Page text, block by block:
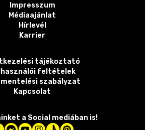
Impresszum
Médiaajánlat
Hírlevél
Karrier
tájékoztató
feltételek
szabályzat
Kapcsolat
a Social mediában is!